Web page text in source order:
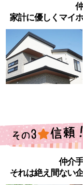
家計に優しくマイ
仲介
それは絶え間ない